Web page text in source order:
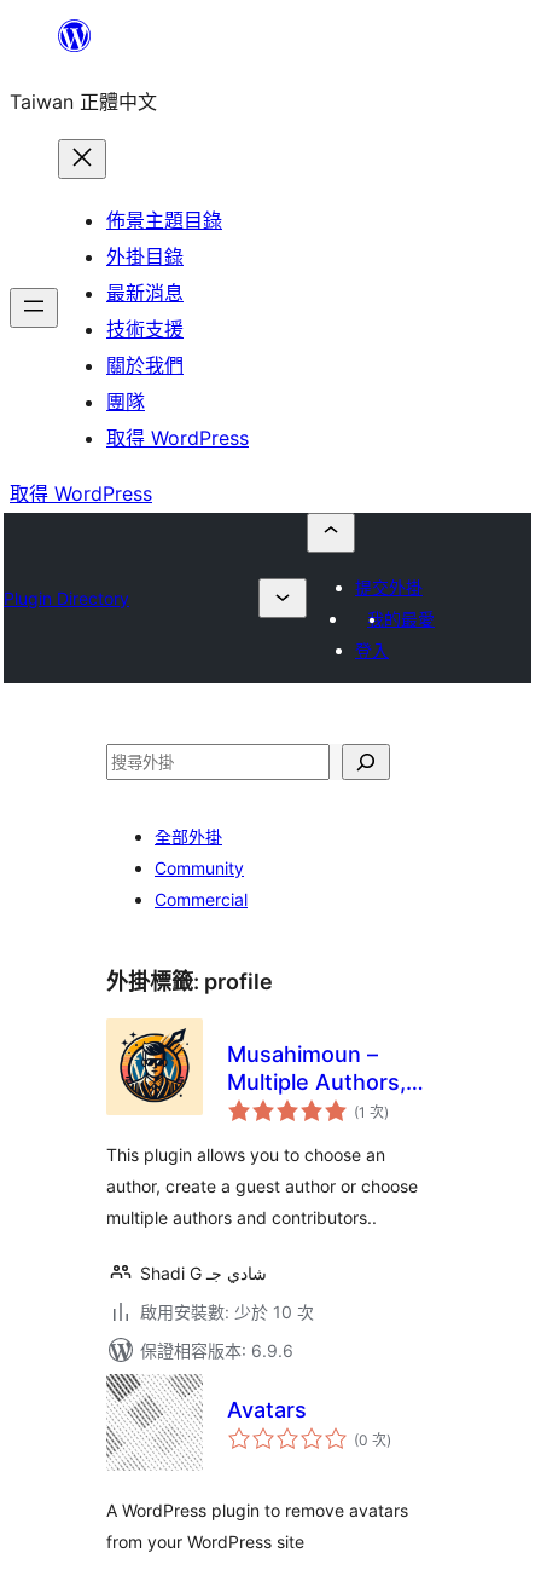
主
Taiwan 正體中文
佈景主題目錄
外掛目錄
最新消息
技術支援
關於我們
團隊
取得 WordPress
取得 WordPress
Plugin Directory
提交外掛
我的最愛
登入
搜
全部外掛
Community
Commercial
外掛標籤: profile
Musahimoun –
Multiple Authors,
Guest Authors &
WordPress Block
Themes
(1 次評
分)
This plugin allows you to choose an
author, create a guest author or choose
multiple authors and contributors..
Shadi G شادي جـ
啟用安裝數: 少於 10 次
保證相容版本: 6.9.6
Avatars
(0 次評
分)
A WordPress plugin to remove avatars
from your WordPress site